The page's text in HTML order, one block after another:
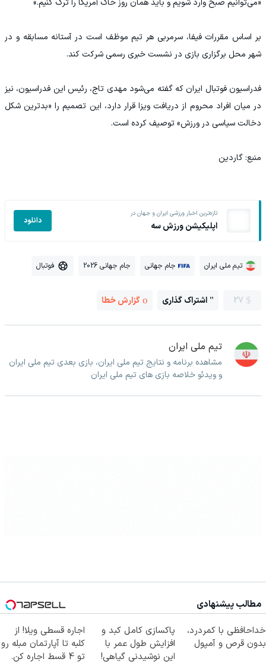
«می‌توانیم صبح وارد شویم و باید همان روز خاک آمریکا را ترک کنیم.»
بر اساس مقررات فیفا، سرمربی هر تیم موظف است در آستانه مسابقه و در
شهر محل برگزاری بازی در نشست خبری رسمی شرکت کند.
فدراسیون فوتبال ایران که گفته می‌شود مهدی تاج، رئیس این فدراسیون، نیز
در میان افراد محروم از دریافت ویزا قرار دارد، این تصمیم را «بدترین شکل
دخالت سیاسی در ورزش» توصیف کرده است.
منبع: گاردین
تازه‌ترین اخبار ورزشی ایران و جهان در
اپلیکیشن ورزش سه دانلود
تیم ملی ایران جام جهانی جام جهانی 2026 فوتبال
27 اشتراک گذاری گزارش خطا
تیم ملی ایران
مشاهده برنامه و نتایج تیم ملی ایران، بازی بعدی تیم ملی ایران
و ویدئو خلاصه بازی های تیم ملی ایران
مطالب پیشنهادی
خداحافظی با کمردرد،
بدون قرص و آمپول
پاکسازی کامل کبد و
افزایش طول عمر با
این نوشیدنی گیاهی!
اجاره‌ قسطی ویلا! از
کلبه تا آپارتمان مبله رو
تو 4 قسط اجاره کن.